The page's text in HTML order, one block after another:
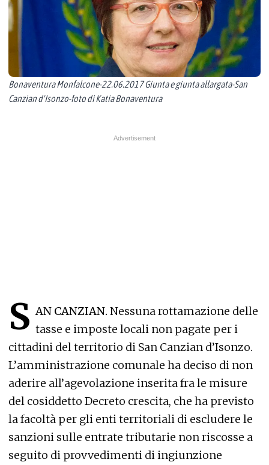
Bonaventura Monfalcone-22.06.2017 Giunta e giunta allargata-San
Canzian d'Isonzo-foto di Katia Bonaventura
S AN CANZIAN. Nessuna rottamazione delle
tasse e imposte locali non pagate per i
cittadini del territorio di San Canzian d’Isonzo.
L’amministrazione comunale ha deciso di non
aderire all’agevolazione inserita fra le misure
del cosiddetto Decreto crescita, che ha previsto
la facoltà per gli enti territoriali di escludere le
sanzioni sulle entrate tributarie non riscosse a
seguito di provvedimenti di ingiunzione